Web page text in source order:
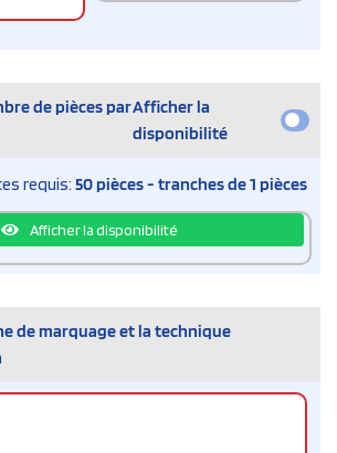
de pièces parAfficher la
disponibilité
requis: 50 pièces - tranches de 1 pièces
Afficher la disponibilité
de marquage et la technique